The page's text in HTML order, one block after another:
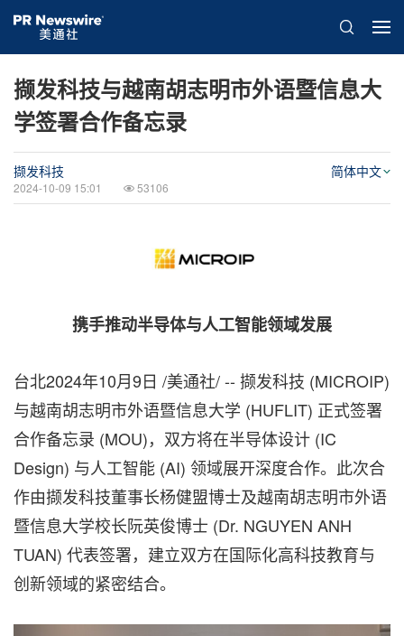
撷发科技与越南胡志明市外语暨信息大
学签署合作备忘录
撷发科技
2024-10-09 15:01 53106
简体中文
携手推动半导体与人工智能领域发展
台北2024年10月9日 /美通社/ -- 撷发科技 (MICROIP)
与越南胡志明市外语暨信息大学 (HUFLIT) 正式签署
合作备忘录 (MOU)，双方将在半导体设计 (IC
Design) 与人工智能 (AI) 领域展开深度合作。此次合
作由撷发科技董事长杨健盟博士及越南胡志明市外语
暨信息大学校长阮英俊博士 (Dr. NGUYEN ANH
TUAN) 代表签署，建立双方在国际化高科技教育与
创新领域的紧密结合。